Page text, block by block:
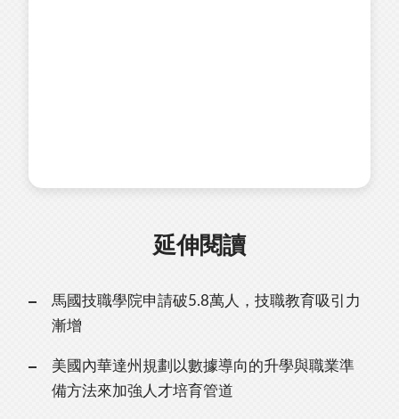
延伸閱讀
馬國技職學院申請破5.8萬人，技職教育吸引力
漸增
美國內華達州規劃以數據導向的升學與職業準
備方法來加強人才培育管道